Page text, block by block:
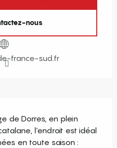
nous
france-sud.fr
de Dorres, en plein
l’endroit est idéal
en toute saison :